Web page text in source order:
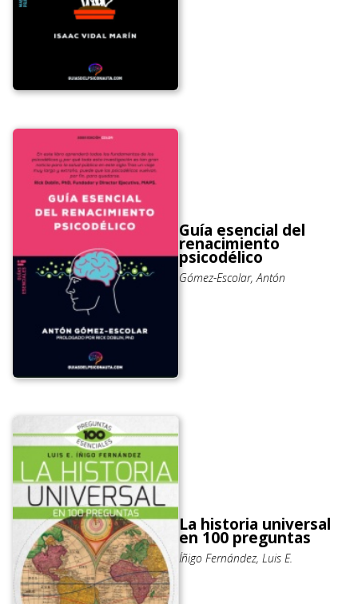
Guía esencial del
renacimiento
psicodélico
Gómez-Escolar, Antón
La historia universal
en 100 preguntas
Íñigo Fernández, Luis E.